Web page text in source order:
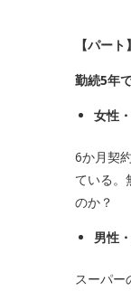
【パート】
勤続5年
女性
6か月契
ている。
のか？
男性・
スーパー